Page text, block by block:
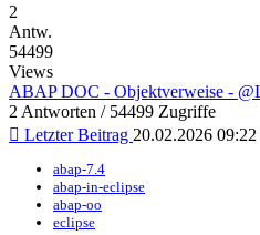
2
Antw.
54499
Views
ABAP DOC - Objektverweise -
2 Antworten / 54499 Zugriffe
Letzter Beitrag 20.02.2026
abap-7.4
abap-in-eclipse
abap-oo
eclipse